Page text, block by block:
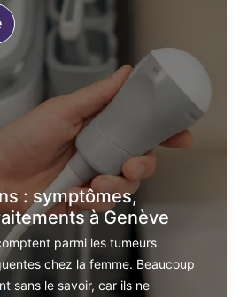
: symptômes,
à Genève
parmi les tumeurs
chez la femme. Beaucoup
sans le savoir, car ils ne